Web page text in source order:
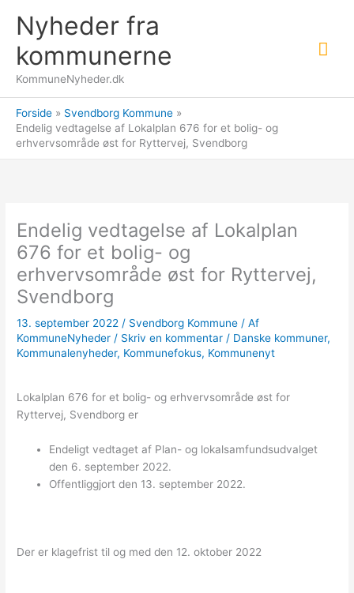
indholdet
Nyheder fra
kommunerne
KommuneNyheder.dk
Forside
Svendborg Kommune
Endelig vedtagelse af Lokalplan 676 for et bolig- og
erhvervsområde øst for Ryttervej, Svendborg
Endelig vedtagelse af Lokalplan
676 for et bolig- og
erhvervsområde øst for Ryttervej,
Svendborg
13. september 2022 / Svendborg Kommune / Af
KommuneNyheder / Skriv en kommentar / Danske kommuner,
Kommunalenyheder, Kommunefokus, Kommunenyt
Lokalplan 676 for et bolig- og erhvervsområde øst for
Ryttervej, Svendborg er
Endeligt vedtaget af Plan- og lokalsamfundsudvalget
den 6. september 2022.
Offentliggjort den 13. september 2022.
Der er klagefrist til og med den 12. oktober 2022